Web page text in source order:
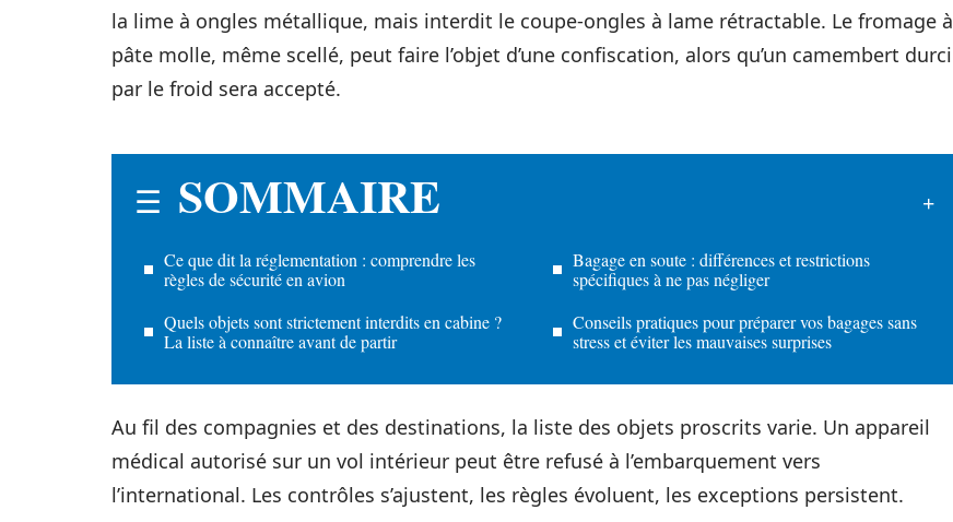
la lime à ongles métallique, mais interdit le coupe-ongles à lame rétractable. Le fromage à
pâte molle, même scellé, peut faire l’objet d’une confiscation, alors qu’un camembert durci
par le froid sera accepté.
SOMMAIRE
Ce que dit la réglementation : comprendre les
règles de sécurité en avion
Quels objets sont strictement interdits en cabine ?
La liste à connaître avant de partir
Bagage en soute : différences et restrictions
spécifiques à ne pas négliger
Conseils pratiques pour préparer vos bagages sans
stress et éviter les mauvaises surprises
Au fil des compagnies et des destinations, la liste des objets proscrits varie. Un appareil
médical autorisé sur un vol intérieur peut être refusé à l’embarquement vers
l’international. Les contrôles s’ajustent, les règles évoluent, les exceptions persistent.